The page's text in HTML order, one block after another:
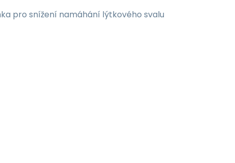
pro snížení namáhání lýtkového svalu